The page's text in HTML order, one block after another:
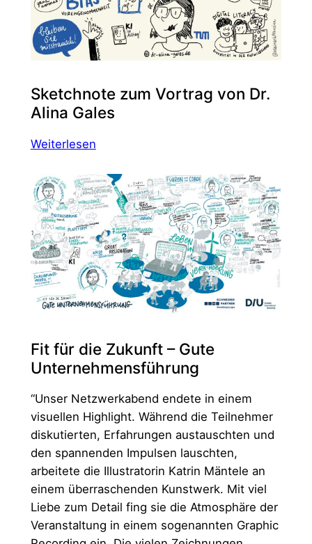
Sketchnote zum Vortrag von Dr.
Alina Gales
Weiterlesen:
zum
Vortrag
von
Dr.
Alina
Gales
Fit für die Zukunft – Gute
Unternehmensführung
“Unser Netzwerkabend endete in einem
visuellen Highlight. Während die Teilnehmer
diskutierten, Erfahrungen austauschten und
den spannenden Impulsen lauschten,
arbeitete die Illustratorin Katrin Mäntele an
einem überraschenden Kunstwerk. Mit viel
Liebe zum Detail fing sie die Atmosphäre der
Veranstaltung in einem sogenannten Graphic